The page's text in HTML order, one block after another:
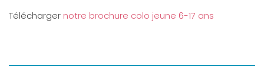
Télécharger notre brochure colo jeune 6-17 ans